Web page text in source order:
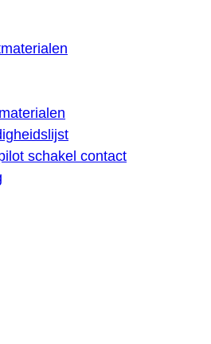
schakel contact